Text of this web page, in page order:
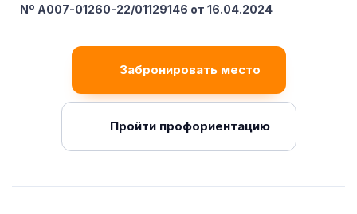
Nº A007-01260-22/01129146 от 16.04.2024
Забронировать место
Пройти профориентацию